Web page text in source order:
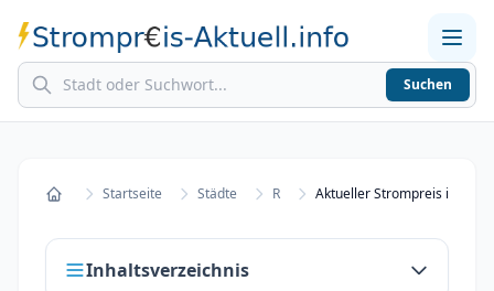
Home
Stromkosten berechnen
Suchen
StartseiteStartseite Städte R Aktueller Strompreis in
Inhaltsverzeichnis